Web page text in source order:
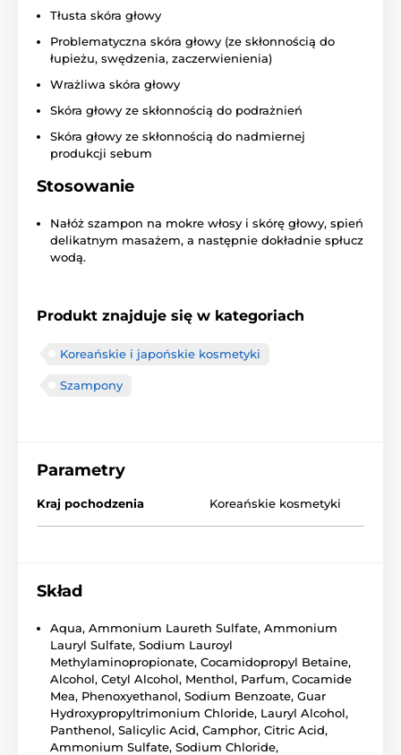
Tłusta skóra głowy
Problematyczna skóra głowy (ze skłonnością do
łupieżu, swędzenia, zaczerwienienia)
Wrażliwa skóra głowy
Skóra głowy ze skłonnością do podrażnień
Skóra głowy ze skłonnością do nadmiernej
produkcji sebum
Stosowanie
Nałóż szampon na mokre włosy i skórę głowy, spień
delikatnym masażem, a następnie dokładnie spłucz
wodą.
Produkt znajduje się w kategoriach
Koreańskie i japońskie kosmetyki
Szampony
Parametry
Kraj pochodzenia Koreańskie kosmetyki
Skład
Aqua, Ammonium Laureth Sulfate, Ammonium
Lauryl Sulfate, Sodium Lauroyl
Methylaminopropionate, Cocamidopropyl Betaine,
Alcohol, Cetyl Alcohol, Menthol, Parfum, Cocamide
Mea, Phenoxyethanol, Sodium Benzoate, Guar
Hydroxypropyltrimonium Chloride, Lauryl Alcohol,
Panthenol, Salicylic Acid, Camphor, Citric Acid,
Ammonium Sulfate, Sodium Chloride,